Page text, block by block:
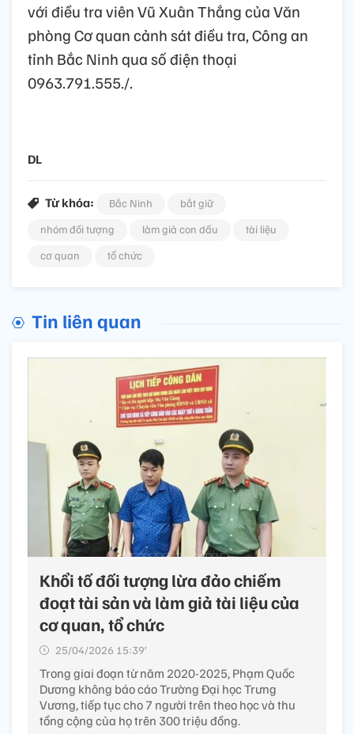
với điều tra viên Vũ Xuân Thắng của Văn
phòng Cơ quan cảnh sát điều tra, Công an
tỉnh Bắc Ninh qua số điện thoại
0963.791.555./.
DL
Từ khóa: Bắc Ninh
bắt giữ
nhóm đối tượng
làm giả con dấu
tài liệu
cơ quan
tổ chức
Tin liên quan
Khổi tố đối tượng lừa đảo chiếm
đoạt tài sản và làm giả tài liệu của
cơ quan, tổ chức
25/04/2026 15:39’
Trong giai đoạn từ năm 2020-2025, Phạm Quốc
Dương không báo cáo Trường Đại học Trưng
Vương, tiếp tục cho 7 người trên theo học và thu
tổng cộng của họ trên 300 triệu đồng.